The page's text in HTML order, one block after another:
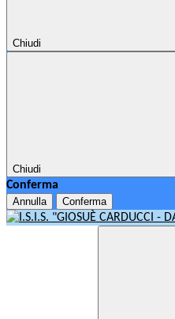
Chiudi
Chiudi
Conferma
Annulla Conferma